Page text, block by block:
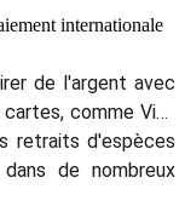
internationale
de l'argent avec
cartes, comme Visa
retraits d'espèces
de nombreux